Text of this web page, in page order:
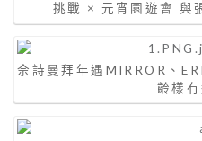
挑戰 × 元宵園遊會 與
佘詩曼拜年遇MIRROR、
齡樣